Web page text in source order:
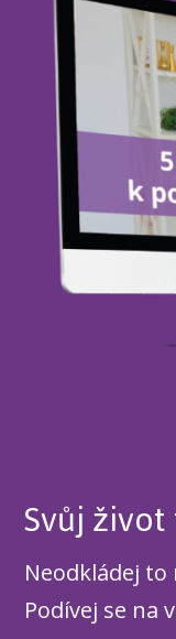
Svůj
Neodkládej to
Podívej se na